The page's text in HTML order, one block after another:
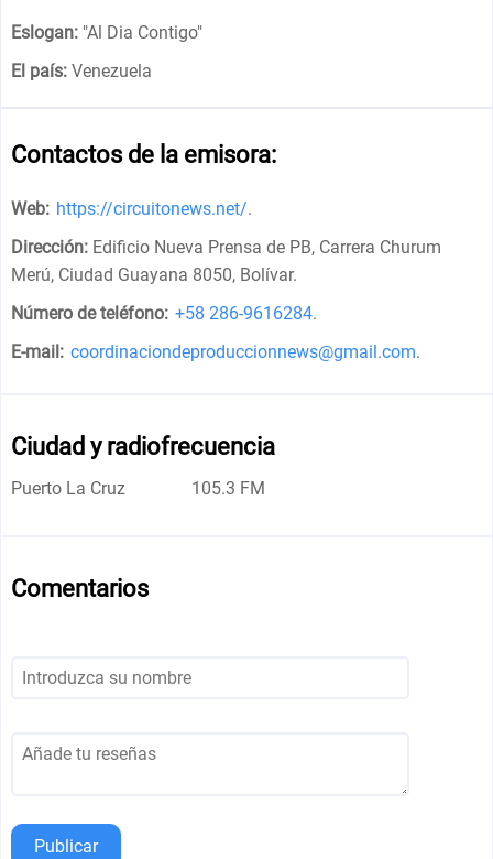
Eslogan: "Al Dia Contigo"
El país: Venezuela
Contactos de la emisora:
Web: https://circuitonews.net/.
Dirección: Edificio Nueva Prensa de PB, Carrera Churum
Merú, Ciudad Guayana 8050, Bolívar.
Número de teléfono: +58 286-9616284.
E-mail: coordinaciondeproduccionnews@gmail.com.
Ciudad y radiofrecuencia
Puerto La Cruz 105.3 FM
Comentarios
Publicar